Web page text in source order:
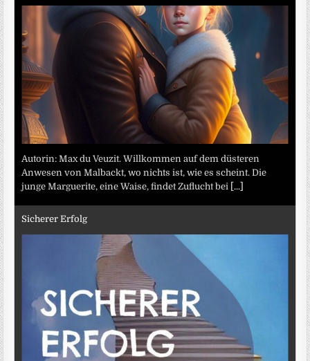
Autorin: Max du Veuzit. Willkommen auf dem düsteren
Anwesen von Malbackt, wo nichts ist, wie es scheint. Die
junge Marguerite, eine Waise, findet Zuflucht bei [...]
Sicherer Erfolg